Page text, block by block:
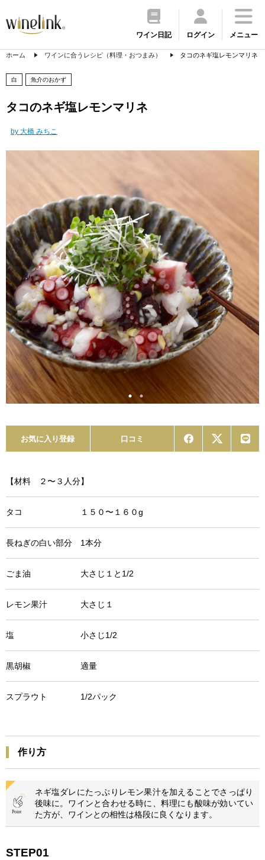
ワイン日記 ログイン メニュー
ホーム ワインに合うレシピ（料理・おつまみ） タコのネギ塩レモンマリネ
白 魚介のおかず
タコのネギ塩レモンマリネ
by 大橋 みちこ
お気に入り登録 口コミ
【材料 ２〜３人分】
タコ １５０〜１６０g
長ねぎの白い部分 1本分
ごま油 大さじ１と1/2
レモン果汁 大さじ１
塩 小さじ1/2
黒胡椒 適量
スプラウト 1/2パック
作り方
ネギ塩ダレにたっぷりレモン果汁を加えることでさっぱり
後味に。ワインと合わせる時に、料理にも酸味が効いてい
た方が、ワインとの相性は格段に良くなります。
STEP01